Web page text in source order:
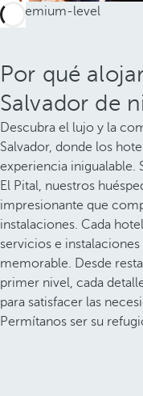
Por qué
Salvador de
Descubra el lujo y la
Salvador, donde los
experiencia inigualable.
El Pital, nuestros
impresionante que
instalaciones. Cada
servicios e
memorable. Desde
primer nivel, cada
para satisfacer las
Permítanos ser su